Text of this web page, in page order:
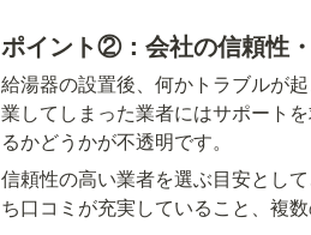
ポイント②：会社の信頼性
給湯器の設置後、何かトラブルが
業してしまった業者にはサポート
るかどうかが不透明です。
信頼性の高い業者を選ぶ目安とし
ち口コミが充実していること、複